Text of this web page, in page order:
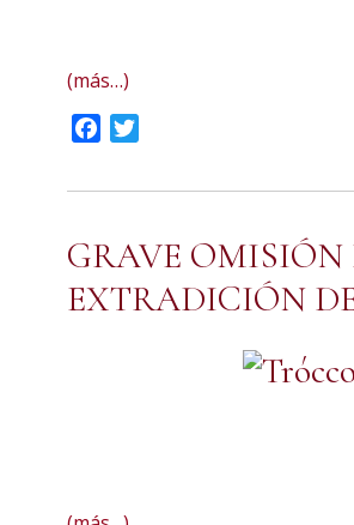
(más…)
Facebook
GRAVE OMISIÓN
EXTRADICIÓN